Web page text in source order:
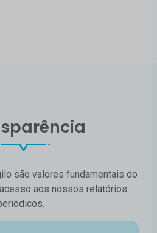
são valores fundamentais do
aos nossos relatórios